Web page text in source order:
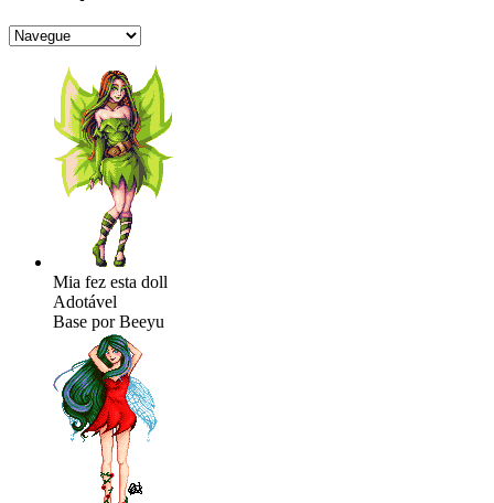
Mia fez esta doll
Adotável
Base por Beeyu